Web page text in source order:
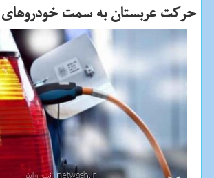
حركت عربستان به سمت خودروهای